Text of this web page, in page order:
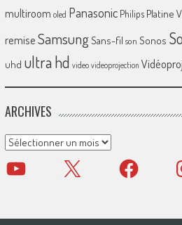
multiroom oled Panasonic Philips Platine
remiseSamsungSans-fil son Sonos
uhd ultra hd video videoprojection
ARCHIVES
Archives
YouTube X Facebook